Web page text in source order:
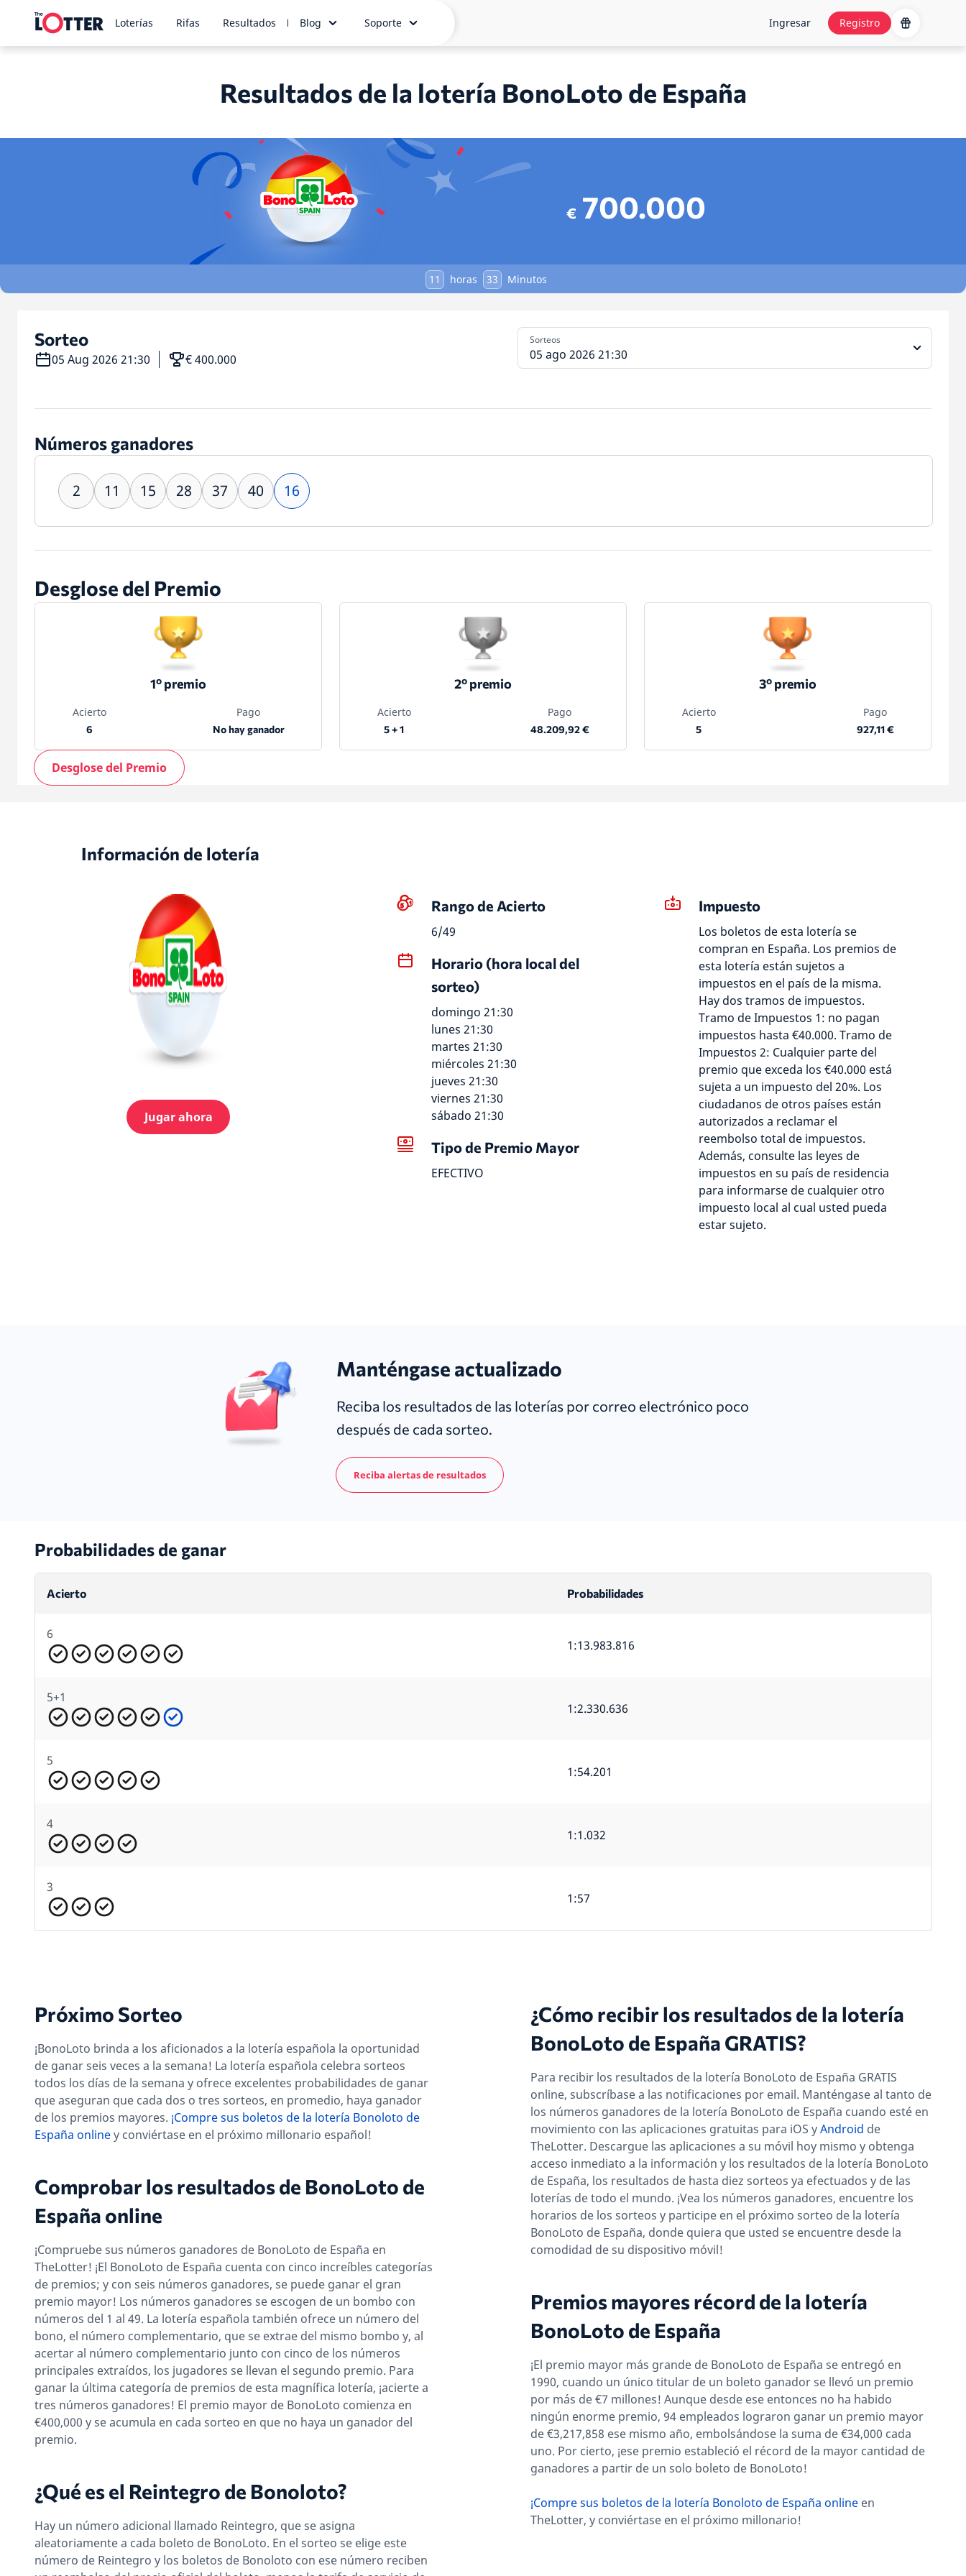
Loterías Rifas Resultados Blog Soporte Ingresar Registro
Resultados de la lotería BonoLoto de España
€ 700.000
11 horas 33 Minutos
Sorteo
05 Aug 2026 21:30 € 400.000
Sorteos
05 ago 2026 21:30
Números ganadores
2 11 15 28 37 40 16
Desglose del Premio
1º premio
Acierto
6
Pago
No hay ganador
2º premio
Acierto
5 + 1
Pago
48.209,92 €
3º premio
Acierto
5
Pago
927,11 €
Desglose del Premio
Información de lotería
Jugar ahora
Rango de Acierto
6/49
Horario (hora local del
sorteo)
domingo 21:30
lunes 21:30
martes 21:30
miércoles 21:30
jueves 21:30
viernes 21:30
sábado 21:30
Tipo de Premio Mayor
EFECTIVO
Impuesto
Los boletos de esta lotería se
compran en España. Los premios de
esta lotería están sujetos a
impuestos en el país de la misma.
Hay dos tramos de impuestos.
Tramo de Impuestos 1: no pagan
impuestos hasta €40.000. Tramo de
Impuestos 2: Cualquier parte del
premio que exceda los €40.000 está
sujeta a un impuesto del 20%. Los
ciudadanos de otros países están
autorizados a reclamar el
reembolso total de impuestos.
Además, consulte las leyes de
impuestos en su país de residencia
para informarse de cualquier otro
impuesto local al cual usted pueda
estar sujeto.
Manténgase actualizado
Reciba los resultados de las loterías por correo electrónico poco
después de cada sorteo.
Reciba alertas de resultados
Probabilidades de ganar
Acierto Probabilidades
6
1:13.983.816
5+1
1:2.330.636
5
1:54.201
4
1:1.032
3
1:57
Próximo Sorteo
¡BonoLoto brinda a los aficionados a la lotería española la oportunidad
de ganar seis veces a la semana! La lotería española celebra sorteos
todos los días de la semana y ofrece excelentes probabilidades de ganar
que aseguran que cada dos o tres sorteos, en promedio, haya ganador
de los premios mayores. ¡Compre sus boletos de la lotería Bonoloto de
España onliney conviértase en el próximo millonario español!
Comprobar los resultados de BonoLoto de
España online
¡Compruebe sus números ganadores de BonoLoto de España en
TheLotter! ¡El BonoLoto de España cuenta con cinco increíbles categorías
de premios; y con seis números ganadores, se puede ganar el gran
premio mayor! Los números ganadores se escogen de un bombo con
números del 1 al 49. La lotería española también ofrece un número del
bono, el número complementario, que se extrae del mismo bombo y, al
acertar al número complementario junto con cinco de los números
principales extraídos, los jugadores se llevan el segundo premio. Para
ganar la última categoría de premios de esta magnífica lotería, ¡acierte a
tres números ganadores! El premio mayor de BonoLoto comienza en
€400,000 y se acumula en cada sorteo en que no haya un ganador del
premio.
¿Qué es el Reintegro de Bonoloto?
Hay un número adicional llamado Reintegro, que se asigna
aleatoriamente a cada boleto de BonoLoto. En el sorteo se elige este
número de Reintegro y los boletos de Bonoloto con ese número reciben
¿Cómo recibir los resultados de la lotería
BonoLoto de España GRATIS?
Para recibir los resultados de la lotería BonoLoto de España GRATIS
online, subscríbase a las notificaciones por email. Manténgase al tanto de
los números ganadores de la lotería BonoLoto de España cuando esté en
movimiento con las aplicaciones gratuitas para iOS yAndroid de
TheLotter. Descargue las aplicaciones a su móvil hoy mismo y obtenga
acceso inmediato a la información y los resultados de la lotería BonoLoto
de España, los resultados de hasta diez sorteos ya efectuados y de las
loterías de todo el mundo. ¡Vea los números ganadores, encuentre los
horarios de los sorteos y participe en el próximo sorteo de la lotería
BonoLoto de España, donde quiera que usted se encuentre desde la
comodidad de su dispositivo móvil!
Premios mayores récord de la lotería
BonoLoto de España
¡El premio mayor más grande de BonoLoto de España se entregó en
1990, cuando un único titular de un boleto ganador se llevó un premio
por más de €7 millones! Aunque desde ese entonces no ha habido
ningún enorme premio, 94 empleados lograron ganar un premio mayor
de €3,217,858 ese mismo año, embolsándose la suma de €34,000 cada
uno. Por cierto, ¡ese premio estableció el récord de la mayor cantidad de
ganadores a partir de un solo boleto de BonoLoto!
¡Compre sus boletos de la lotería Bonoloto de España online en
TheLotter, y conviértase en el próximo millonario!